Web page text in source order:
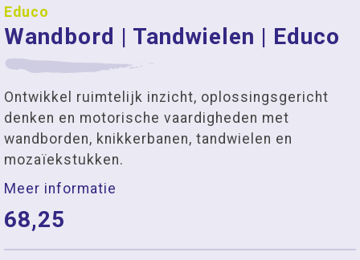
Educo
Wandbord | Tandwielen | Educo
Ontwikkel ruimtelijk inzicht, oplossingsgericht
denken en motorische vaardigheden met
wandborden, knikkerbanen, tandwielen en
mozaïekstukken.
Meer informatie
68,25